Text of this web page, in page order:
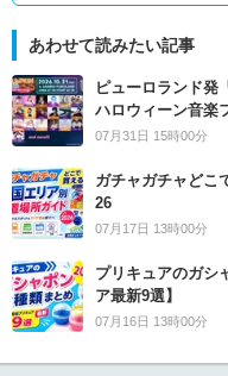
あわせて読みたい記事
ピューロランド発
ハロウィーン音楽
07月31日 15時00分
ガチャガチャどこ
26
07月17日 13時00分
プリキュアのガシ
ア最新9選】
07月16日 13時00分